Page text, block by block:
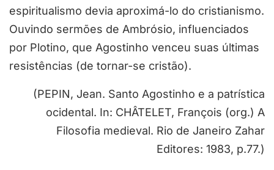
espiritualismo devia aproximá-lo do cristianismo.
Ouvindo sermões de Ambrósio, influenciados
por Plotino, que Agostinho venceu suas últimas
resistências (de tornar-se cristão).
(PEPIN, Jean. Santo Agostinho e a patrística
ocidental. In: CHÂTELET, François (org.) A
Filosofia medieval. Rio de Janeiro Zahar
Editores: 1983, p.77.)